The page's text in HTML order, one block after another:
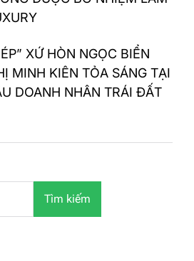
XỨ HÒN NGỌC BIỂN
MINH KIÊN TỎA SÁNG TẠI
DOANH NHÂN TRÁI ĐẤT
Tìm kiếm